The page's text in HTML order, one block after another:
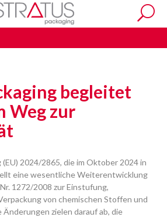
begleitet
Weg zur
2024/2865, die im Oktober 2024 in
eine wesentliche Weiterentwicklung
1272/2008 zur Einstufung,
von chemischen Stoffen und
Änderungen zielen darauf ab, die